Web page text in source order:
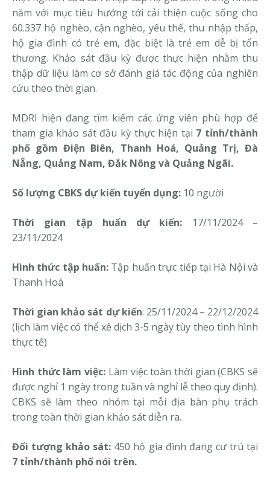
năm với mục tiêu hướng tới cải thiện cuộc sống cho
60.337 hộ nghèo, cận nghèo, yếu thế, thu nhập thấp,
hộ gia đình có trẻ em, đặc biệt là trẻ em dễ bị tổn
thương. Khảo sát đầu kỳ được thực hiện nhằm thu
thập dữ liệu làm cơ sở đánh giá tác động của nghiên
cứu theo thời gian.
MDRI hiện đang tìm kiếm các ứng viên phù hợp để
tham gia khảo sát đầu kỳ thực hiện tại 7 tỉnh/thành
phố gồm Điện Biên, Thanh Hoá, Quảng Trị, Đà
Nẵng, Quảng Nam, Đắk Nông và Quảng Ngãi.
Số lượng CBKS dự kiến tuyển dụng: 10 người
Thời gian tập huấn dự kiến: 17/11/2024 –
23/11/2024
Hình thức tập huấn: Tập huấn trực tiếp tại Hà Nội và
Thanh Hoá
Thời gian khảo sát dự kiến: 25/11/2024 – 22/12/2024
(lịch làm việc có thể xê dịch 3-5 ngày tùy theo tình hình
thực tế)
Hình thức làm việc: Làm việc toàn thời gian (CBKS sẽ
được nghỉ 1 ngày trong tuần và nghỉ lễ theo quy định).
CBKS sẽ làm theo nhóm tại mỗi địa bàn phụ trách
trong toàn thời gian khảo sát diễn ra.
Đối tượng khảo sát: 450 hộ gia đình đang cư trú tại
7 tỉnh/thành phố nói trên.